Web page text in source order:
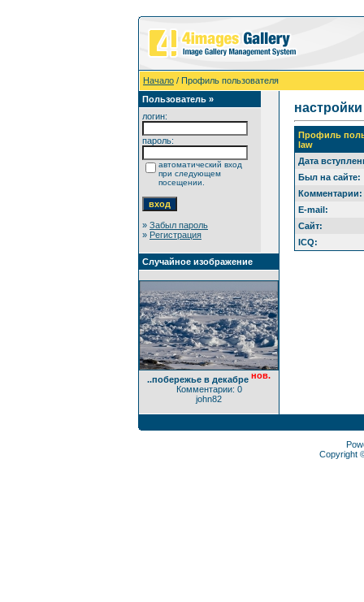
Начало / Профиль пользователя
Пользователь »
логин:
пароль:
автоматический вход
при следующем
посещении.
» Забыл пароль
» Регистрация
Случайное изображение
..побережье в декабре нов.
Комментарии: 0
john82
настройки
Профиль
law
Дата
Был на сайте:
Комментарии:
E-mail:
Сайт:
ICQ:
Copyright